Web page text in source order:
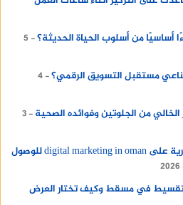
أساسيًا من أسلوب الحياة الحديثة؟
5
مستقبل التسويق الرقمي؟ 4
من الجلوتين وفوائده الصحية
3
لماذا تعتمد المؤسسات الإخبارية على digital marketing in oman للوصول
في مسقط وكيف تختار العرض